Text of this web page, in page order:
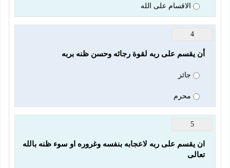
الاقسام على الله
4
أن يقسم على ربه لقوة رجائه وحسن ظنه بربه
جائز
محرم
5
تعالى